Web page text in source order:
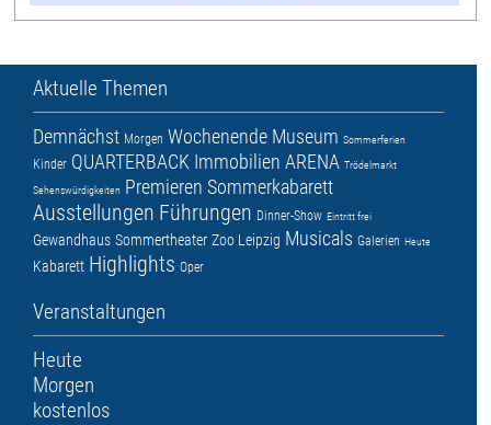
Aktuelle Themen
Demnächst Morgen Wochenende Museum Sommerferien
Kinder QUARTERBACK Immobilien ARENA Trödelmarkt
Sehenswürdigkeiten Premieren Sommerkabarett
Ausstellungen Führungen Dinner-Show Eintritt frei
Gewandhaus Sommertheater Zoo Leipzig Musicals Galerien Heute
Kabarett Highlights Oper
Veranstaltungen
Heute
Morgen
kostenlos